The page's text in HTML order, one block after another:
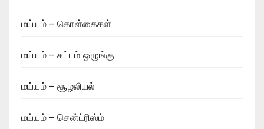
மய்யம் – கொள்கைகள்
மய்யம் – சட்டம் ஒழுங்கு
மய்யம் – சூழலியல்
மய்யம் – சென்ட்ரிஸ்ம்